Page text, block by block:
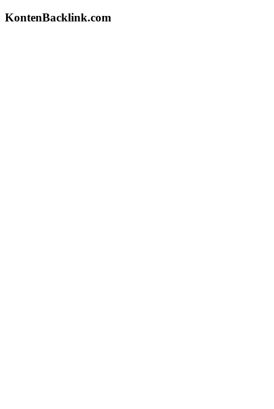
KontenBacklink.com